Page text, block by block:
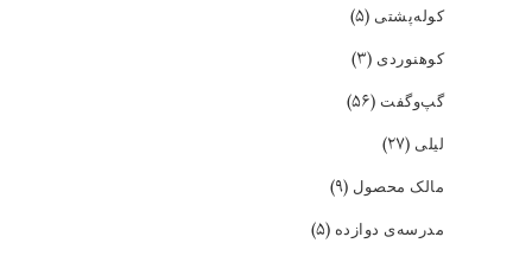
کوله‌پشتی (۵)
کوهنوردی (۳)
گپ‌و‌گفت (۵۶)
لیلی (۲۷)
مالک محصول (۹)
مدرسه‌ی دوازده (۵)